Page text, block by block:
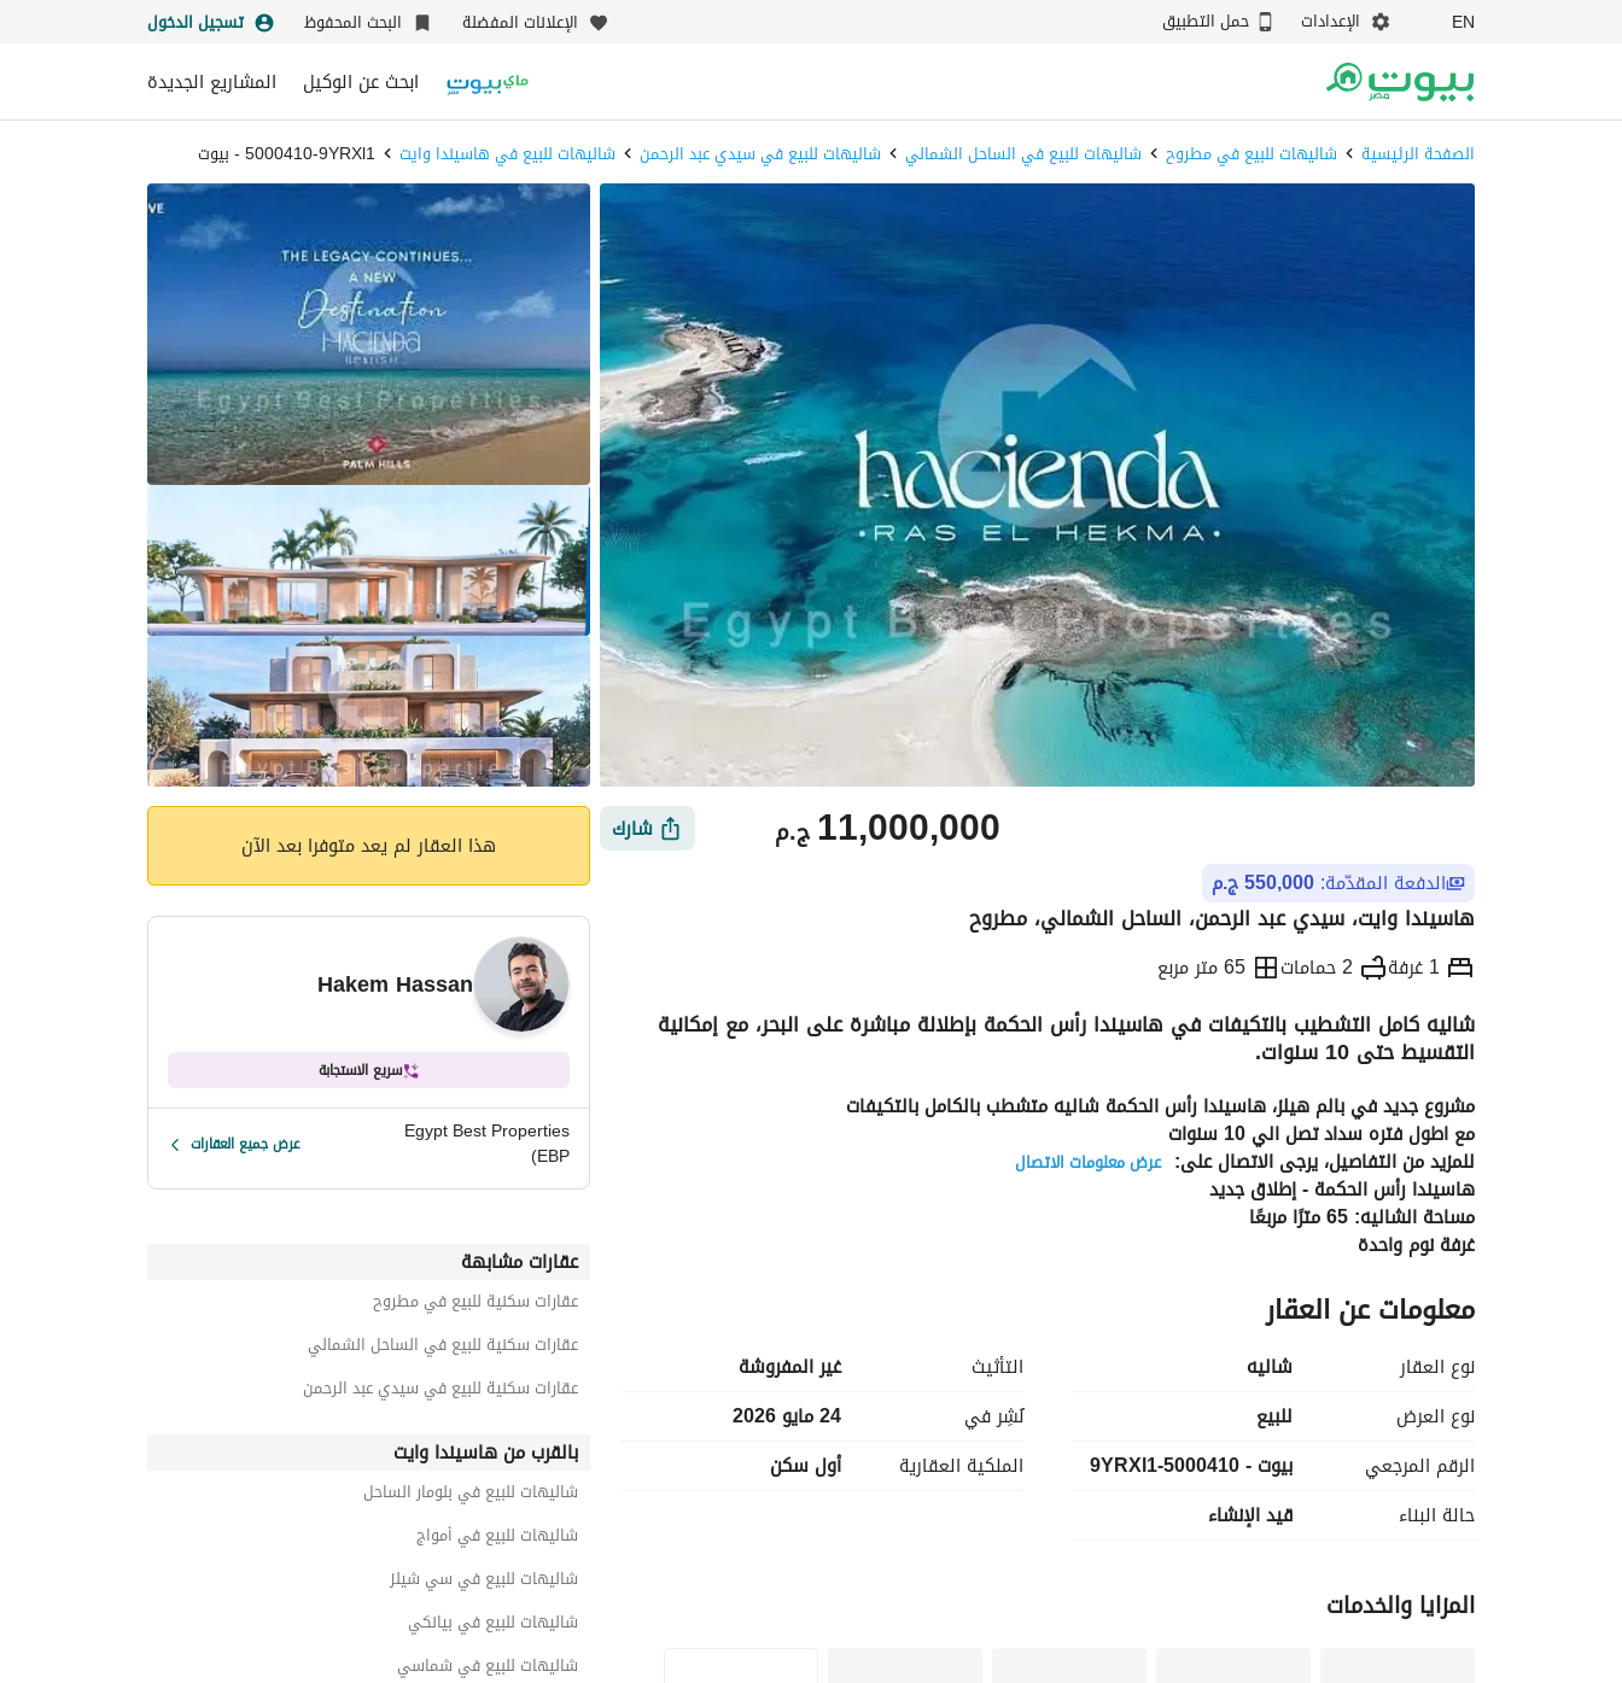
EN الإعدادات حمل التطبيق الإعلانات المفضلة البحث المحفوظ تسجيل الدخول
ابحث عن الوكيل المشاريع الجديدة
الصفحة الرئيسية شاليهات للبيع في مطروح شاليهات للبيع في الساحل الشمالي شاليهات للبيع في سيدي عبد الرحمن شاليهات للبيع في هاسيندا وايت 5000410-9YRXl1 - بيوت
ج.م11,000,000 شارك
الدفعة المقدّمة: 550,000 ج.م
هاسيندا وايت، سيدي عبد الرحمن، الساحل الشمالي، مطروح
1 غرفة 2 حمامات 65 متر مربع
التفاصيل الاتجاهات والمؤشرات
شاليه كامل التشطيب بالتكيفات في هاسيندا رأس الحكمة بإطلالة مباشرة على البحر، مع إمكانية
التقسيط حتى 10 سنوات.
مشروع جديد في بالم هيلز، هاسيندا رأس الحكمة شاليه متشطب بالكامل بالتكيفات
مع اطول فتره سداد تصل الي 10 سنوات
للمزيد من التفاصيل، يرجى الاتصال على: عرض معلومات الاتصال
هاسيندا رأس الحكمة - إطلاق جديد
مساحة الشاليه: 65 مترًا مربعًا
غرفة نوم واحدة
تشطيبات كامله وتكييف
خزائن مطبخ
وحدات محدودة
أقل مقدم
موقع متميز وسهولة الوصل
الأبيض المتوسط.
معلومات عن العقار
نوع العقار
شاليه
نوع العرض
للبيع
الرقم المرجعي
بيوت - 5000410-9YRXl1
حالة البناء
قيد الإنشاء
التأثيث
غير المفروشة
نُشِر في
24 مايو 2026
الملكية العقارية
أول سكن
المزايا والخدمات
هذا العقار لم يعد متوفرا بعد الآن
Hakem Hassan
سريع الاستجابة
Egypt Best Properties
(EBP عرض جميع العقارات
عقارات مشابهة
عقارات سكنية للبيع في مطروح
عقارات سكنية للبيع في الساحل الشمالي
عقارات سكنية للبيع في سيدي عبد الرحمن
بالقرب من هاسيندا وايت
شاليهات للبيع في بلومار الساحل
شاليهات للبيع في أمواج
شاليهات للبيع في سي شيلز
شاليهات للبيع في بيانكي
شاليهات للبيع في شماسي